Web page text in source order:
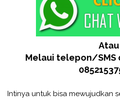
Atau
Melaui telepon/SMS
Intinya untuk bisa mewujudkan